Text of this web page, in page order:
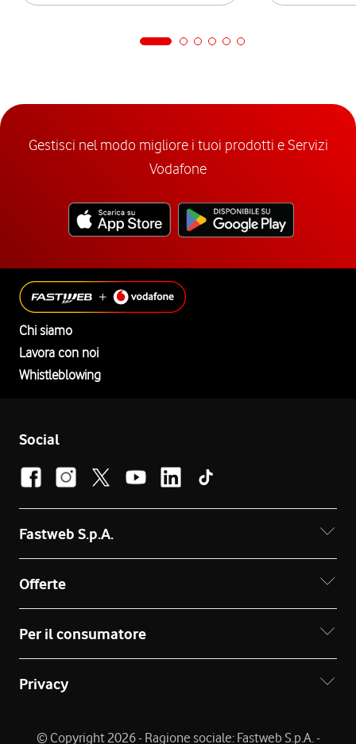
Gestisci nel modo migliore i tuoi prodotti e Servizi
Vodafone
Chi siamo
Lavora con noi
Whistleblowing
Social
Fastweb S.p.A.
Offerte
Per il consumatore
Privacy
© Copyright 2026 - Ragione sociale: Fastweb S.p.A. -